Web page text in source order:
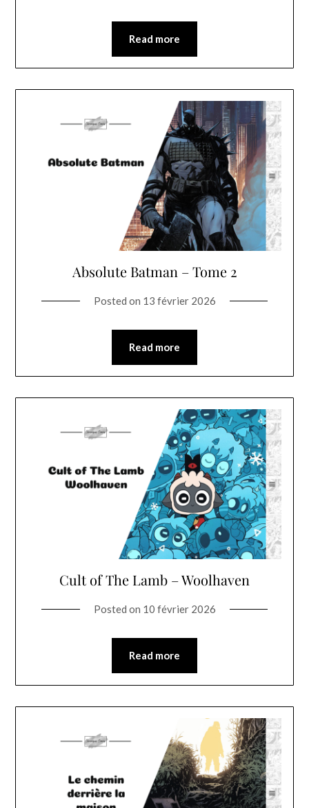
Read more
Absolute Batman – Tome 2
Posted on 13 février 2026
Read more
Cult of The Lamb – Woolhaven
Posted on 10 février 2026
Read more